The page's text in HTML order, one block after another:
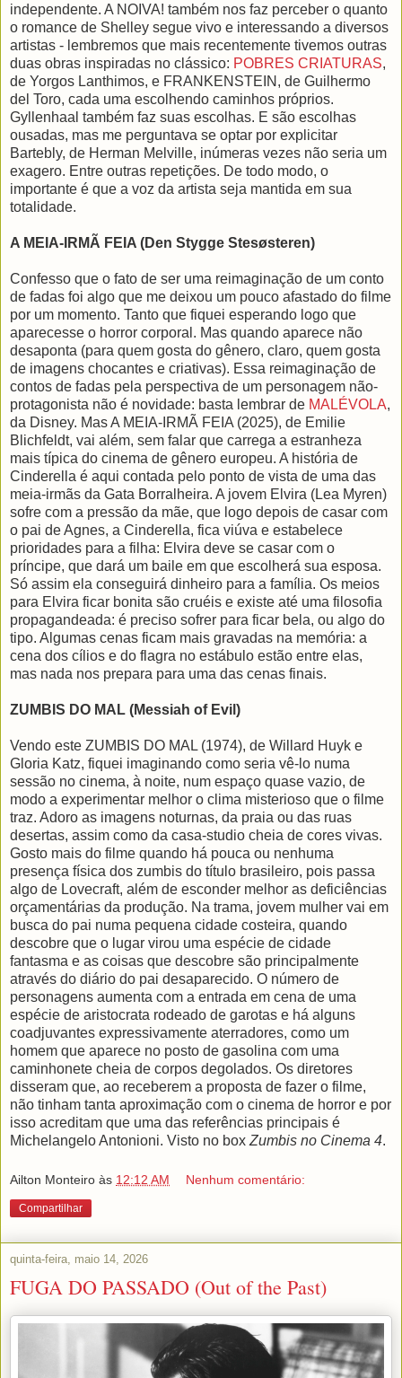
independente. A NOIVA! também nos faz perceber o quanto
o romance de Shelley segue vivo e interessando a diversos
artistas - lembremos que mais recentemente tivemos outras
duas obras inspiradas no clássico: POBRES CRIATURAS,
de Yorgos Lanthimos, e FRANKENSTEIN, de Guilhermo
del Toro, cada uma escolhendo caminhos próprios.
Gyllenhaal também faz suas escolhas. E são escolhas
ousadas, mas me perguntava se optar por explicitar
Bartebly, de Herman Melville, inúmeras vezes não seria um
exagero. Entre outras repetições. De todo modo, o
importante é que a voz da artista seja mantida em sua
totalidade.
A MEIA-IRMÃ FEIA (Den Stygge Stesøsteren)
Confesso que o fato de ser uma reimaginação de um conto
de fadas foi algo que me deixou um pouco afastado do filme
por um momento. Tanto que fiquei esperando logo que
aparecesse o horror corporal. Mas quando aparece não
desaponta (para quem gosta do gênero, claro, quem gosta
de imagens chocantes e criativas). Essa reimaginação de
contos de fadas pela perspectiva de um personagem não-
protagonista não é novidade: basta lembrar de MALÉVOLA,
da Disney. Mas A MEIA-IRMÃ FEIA (2025), de Emilie
Blichfeldt, vai além, sem falar que carrega a estranheza
mais típica do cinema de gênero europeu. A história de
Cinderella é aqui contada pelo ponto de vista de uma das
meia-irmãs da Gata Borralheira. A jovem Elvira (Lea Myren)
sofre com a pressão da mãe, que logo depois de casar com
o pai de Agnes, a Cinderella, fica viúva e estabelece
prioridades para a filha: Elvira deve se casar com o
príncipe, que dará um baile em que escolherá sua esposa.
Só assim ela conseguirá dinheiro para a família. Os meios
para Elvira ficar bonita são cruéis e existe até uma filosofia
propagandeada: é preciso sofrer para ficar bela, ou algo do
tipo. Algumas cenas ficam mais gravadas na memória: a
cena dos cílios e do flagra no estábulo estão entre elas,
mas nada nos prepara para uma das cenas finais.
ZUMBIS DO MAL (Messiah of Evil)
Vendo este ZUMBIS DO MAL (1974), de Willard Huyk e
Gloria Katz, fiquei imaginando como seria vê-lo numa
sessão no cinema, à noite, num espaço quase vazio, de
modo a experimentar melhor o clima misterioso que o filme
traz. Adoro as imagens noturnas, da praia ou das ruas
desertas, assim como da casa-studio cheia de cores vivas.
Gosto mais do filme quando há pouca ou nenhuma
presença física dos zumbis do título brasileiro, pois passa
algo de Lovecraft, além de esconder melhor as deficiências
orçamentárias da produção. Na trama, jovem mulher vai em
busca do pai numa pequena cidade costeira, quando
descobre que o lugar virou uma espécie de cidade
fantasma e as coisas que descobre são principalmente
através do diário do pai desaparecido. O número de
personagens aumenta com a entrada em cena de uma
espécie de aristocrata rodeado de garotas e há alguns
coadjuvantes expressivamente aterradores, como um
homem que aparece no posto de gasolina com uma
caminhonete cheia de corpos degolados. Os diretores
disseram que, ao receberem a proposta de fazer o filme,
não tinham tanta aproximação com o cinema de horror e por
isso acreditam que uma das referências principais é
Michelangelo Antonioni. Visto no box Zumbis no Cinema 4.
Ailton Monteiro às 12:12 AM Nenhum comentário:
Compartilhar
quinta-feira, maio 14, 2026
FUGA DO PASSADO (Out of the Past)